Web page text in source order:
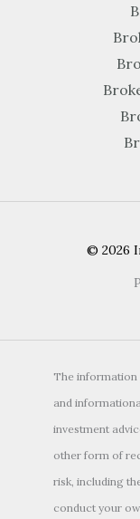
© 2026
The information
and
investment
other form of
risk, including
conduct your